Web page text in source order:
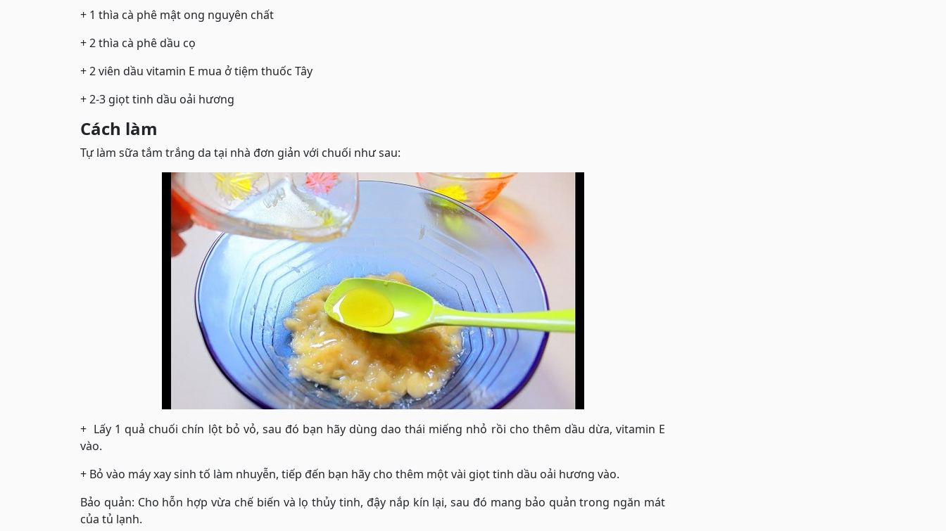
+ 1 thìa cà phê mật ong nguyên chất
+ 2 thìa cà phê dầu cọ
+ 2 viên dầu vitamin E mua ở tiệm thuốc Tây
+ 2-3 giọt tinh dầu oải hương
Cách làm
Tự làm sữa tắm trắng da tại nhà đơn giản với chuối như sau:
+ Lấy 1 quả chuối chín lột bỏ vỏ, sau đó bạn hãy dùng dao thái miếng nhỏ rồi cho thêm dầu dừa, vitamin E
vào.
+ Bỏ vào máy xay sinh tố làm nhuyễn, tiếp đến bạn hãy cho thêm một vài giọt tinh dầu oải hương vào.
Bảo quản: Cho hỗn hợp vừa chế biến và lọ thủy tinh, đậy nắp kín lại, sau đó mang bảo quản trong ngăn mát
của tủ lạnh.